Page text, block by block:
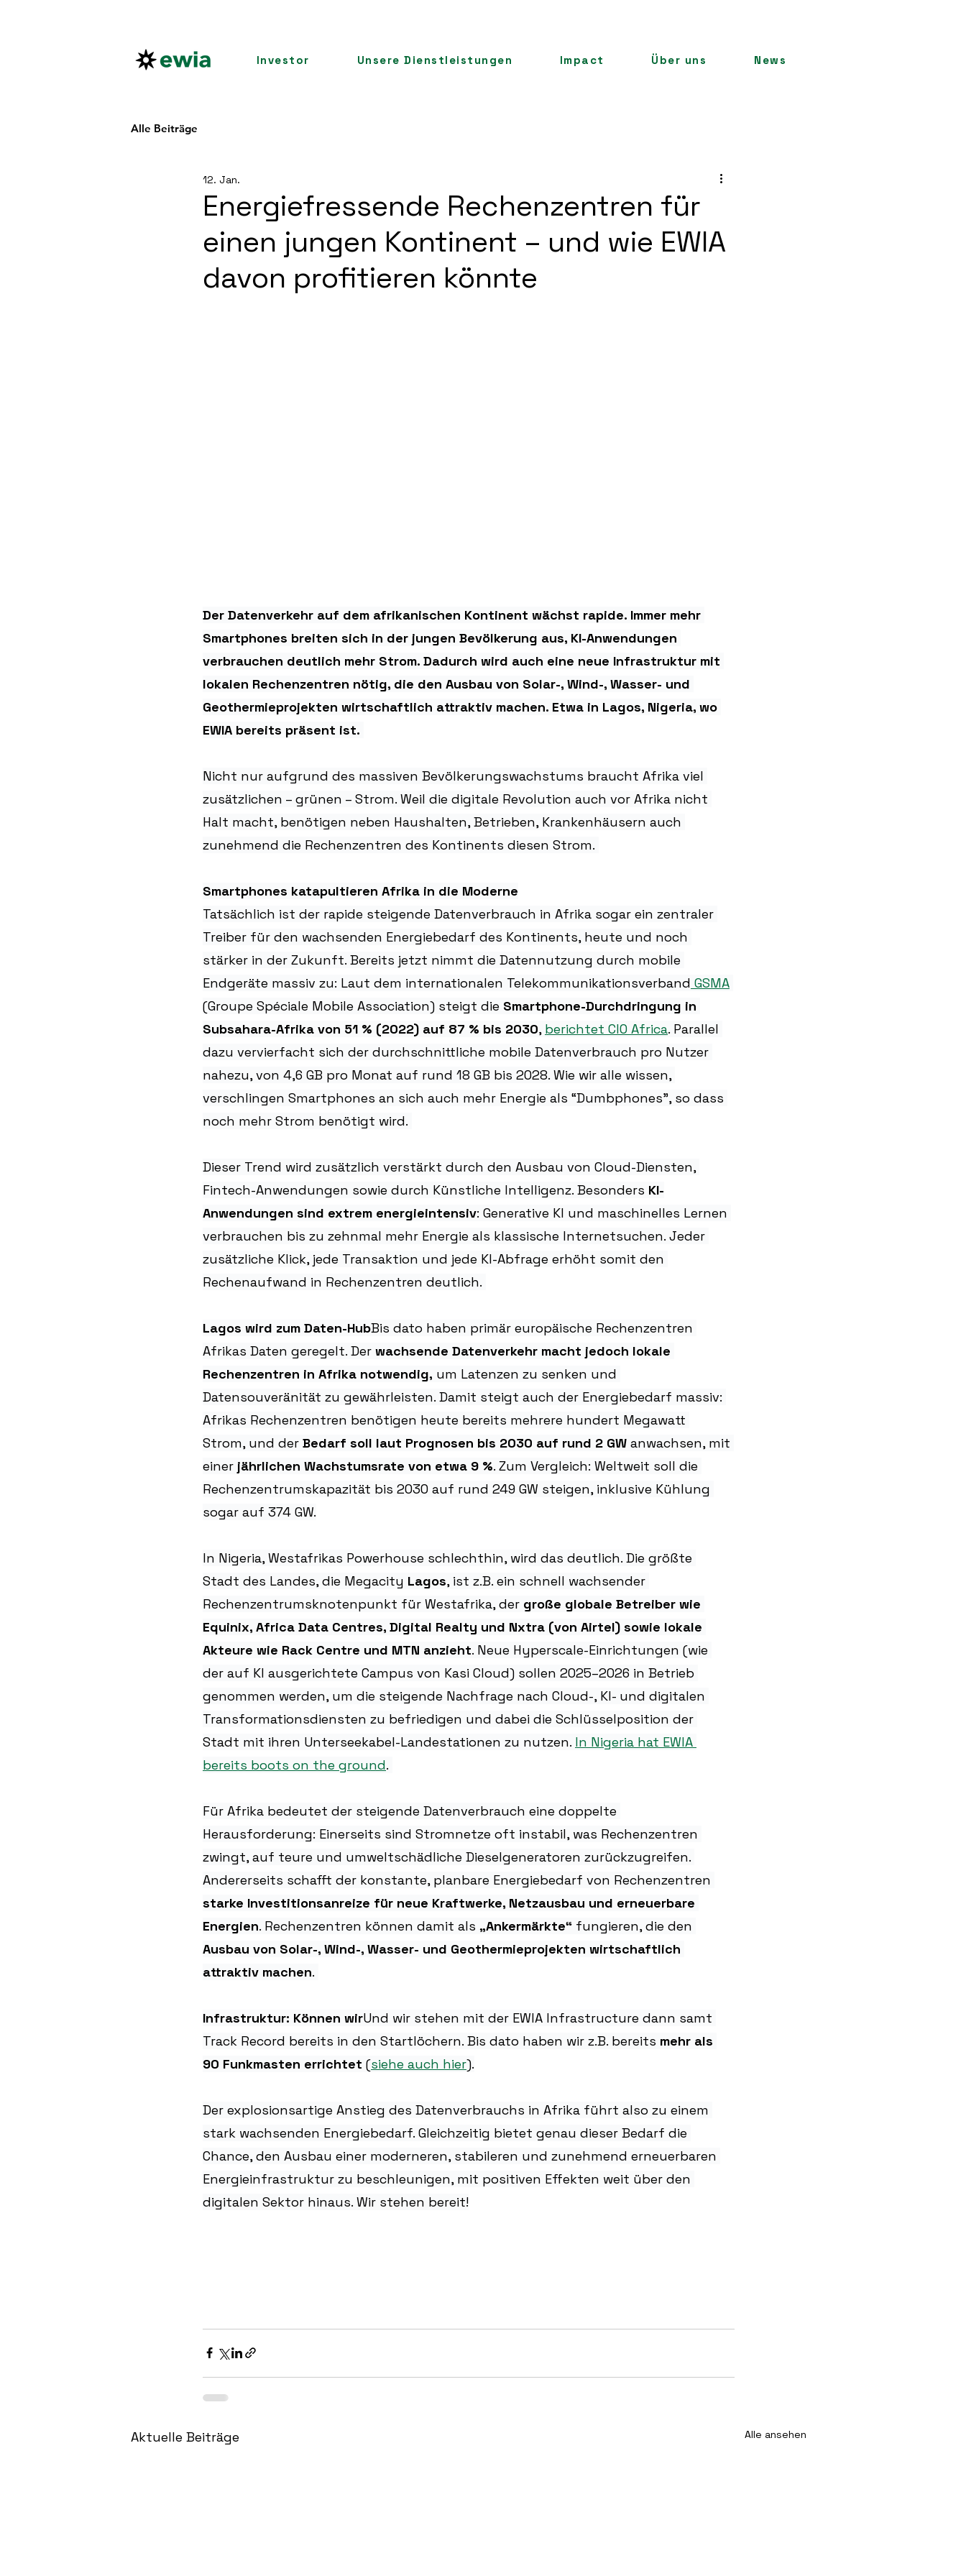
Investor Unsere Dienstleistungen Impact Über uns News
Alle Beiträge
Energiefressende Rechenzentren für
einen jungen Kontinent – und wie EWIA
davon profitieren könnte
12. Jan.
Der Datenverkehr auf dem afrikanischen Kontinent wächst rapide. Immer mehr
Smartphones breiten sich in der jungen Bevölkerung aus, KI-Anwendungen
verbrauchen deutlich mehr Strom. Dadurch wird auch eine neue Infrastruktur mit
lokalen Rechenzentren nötig, die den Ausbau von Solar-, Wind-, Wasser- und
Geothermieprojekten wirtschaftlich attraktiv machen. Etwa in Lagos, Nigeria, wo
EWIA bereits präsent ist.
Nicht nur aufgrund des massiven Bevölkerungswachstums braucht Afrika viel
zusätzlichen – grünen – Strom. Weil die digitale Revolution auch vor Afrika nicht
Halt macht, benötigen neben Haushalten, Betrieben, Krankenhäusern auch
zunehmend die Rechenzentren des Kontinents diesen Strom.
Smartphones katapultieren Afrika in die Moderne
Tatsächlich ist der rapide steigende Datenverbrauch in Afrika sogar ein zentraler
Treiber für den wachsenden Energiebedarf des Kontinents, heute und noch
stärker in der Zukunft. Bereits jetzt nimmt die Datennutzung durch mobile
Endgeräte massiv zu: Laut dem internationalen Telekommunikationsverband GSMA
(Groupe Spéciale Mobile Association) steigt die Smartphone-Durchdringung in
Subsahara-Afrika von 51 % (2022) auf 87 % bis 2030, berichtet CIO Africa. Parallel
dazu vervierfacht sich der durchschnittliche mobile Datenverbrauch pro Nutzer
nahezu, von 4,6 GB pro Monat auf rund 18 GB bis 2028. Wie wir alle wissen,
verschlingen Smartphones an sich auch mehr Energie als “Dumbphones”, so dass
noch mehr Strom benötigt wird.
Dieser Trend wird zusätzlich verstärkt durch den Ausbau von Cloud-Diensten,
Fintech-Anwendungen sowie durch Künstliche Intelligenz. Besonders KI-
Anwendungen sind extrem energieintensiv: Generative KI und maschinelles Lernen
verbrauchen bis zu zehnmal mehr Energie als klassische Internetsuchen. Jeder
zusätzliche Klick, jede Transaktion und jede KI-Abfrage erhöht somit den
Rechenaufwand in Rechenzentren deutlich.
Lagos wird zum Daten-HubBis dato haben primär europäische Rechenzentren
Afrikas Daten geregelt. Der wachsende Datenverkehr macht jedoch lokale
Rechenzentren in Afrika notwendig, um Latenzen zu senken und
Datensouveränität zu gewährleisten. Damit steigt auch der Energiebedarf massiv:
Afrikas Rechenzentren benötigen heute bereits mehrere hundert Megawatt
Strom, und der Bedarf soll laut Prognosen bis 2030 auf rund 2 GW anwachsen, mit
einer jährlichen Wachstumsrate von etwa 9 %. Zum Vergleich: Weltweit soll die
Rechenzentrumskapazität bis 2030 auf rund 249 GW steigen, inklusive Kühlung
sogar auf 374 GW.
In Nigeria, Westafrikas Powerhouse schlechthin, wird das deutlich. Die größte
Stadt des Landes, die Megacity Lagos, ist z.B. ein schnell wachsender
Rechenzentrumsknotenpunkt für Westafrika, der große globale Betreiber wie
Equinix, Africa Data Centres, Digital Realty und Nxtra (von Airtel) sowie lokale
Akteure wie Rack Centre und MTN anzieht. Neue Hyperscale-Einrichtungen (wie
der auf KI ausgerichtete Campus von Kasi Cloud) sollen 2025–2026 in Betrieb
genommen werden, um die steigende Nachfrage nach Cloud-, KI- und digitalen
Transformationsdiensten zu befriedigen und dabei die Schlüsselposition der
Stadt mit ihren Unterseekabel-Landestationen zu nutzen. In Nigeria hat EWIA
bereits boots on the ground.
Für Afrika bedeutet der steigende Datenverbrauch eine doppelte
Herausforderung: Einerseits sind Stromnetze oft instabil, was Rechenzentren
zwingt, auf teure und umweltschädliche Dieselgeneratoren zurückzugreifen.
Andererseits schafft der konstante, planbare Energiebedarf von Rechenzentren
starke Investitionsanreize für neue Kraftwerke, Netzausbau und erneuerbare
Energien. Rechenzentren können damit als „Ankermärkte“ fungieren, die den
Ausbau von Solar-, Wind-, Wasser- und Geothermieprojekten wirtschaftlich
attraktiv machen.
Infrastruktur: Können wirUnd wir stehen mit der EWIA Infrastructure dann samt
Track Record bereits in den Startlöchern. Bis dato haben wir z.B. bereits mehr als
90 Funkmasten errichtet (siehe auch hier).
Der explosionsartige Anstieg des Datenverbrauchs in Afrika führt also zu einem
stark wachsenden Energiebedarf. Gleichzeitig bietet genau dieser Bedarf die
Chance, den Ausbau einer moderneren, stabileren und zunehmend erneuerbaren
Energieinfrastruktur zu beschleunigen, mit positiven Effekten weit über den
digitalen Sektor hinaus. Wir stehen bereit!
Aktuelle Beiträge Alle ansehen